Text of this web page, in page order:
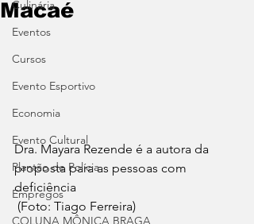
Culinária
Eventos
Cursos
Evento Esportivo
Economia
Evento Cultural
Plantão de Polícia
Empregos
COLUNA MÔNICA BRAGA
Macaé
Dra. Mayara Rezende é a autora da
proposta para as pessoas com
deficiência
(Foto: Tiago Ferreira)